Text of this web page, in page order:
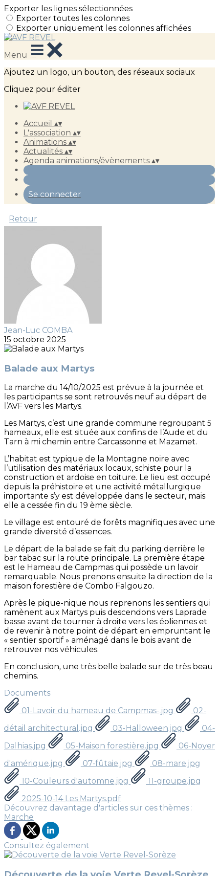
Exporter les lignes sélectionnées
Exporter toutes les colonnes
Exporter uniquement les colonnes affichées
Menu
Ajoutez un logo, un bouton, des réseaux sociaux
Cliquez pour éditer
Accueil ▴▾
L'association ▴▾
Animations ▴▾
Actualités ▴▾
Agenda animations/évènements ▴▾
Se connecter
Retour
Jean-Luc COMBA
15 octobre 2025
Balade aux Martys
La marche du 14/10/2025 est prévue à la journée et
les participants se sont retrouvés neuf au départ de
l’AVF vers les Martys.
Les Martys, c’est une grande commune regroupant 5
hameaux, elle est située aux confins de l’Aude et du
Tarn à mi chemin entre Carcassonne et Mazamet.
L’habitat est typique de la Montagne noire avec
l’utilisation des matériaux locaux, schiste pour la
construction et ardoise en toiture. Le lieu est occupé
depuis la préhistoire et une activité métallurgique
importante s’y est développée dans le secteur, mais
elle a cessée fin du 19 ème siècle.
Le village est entouré de forêts magnifiques avec une
grande diversité d’essences.
Le départ de la balade se fait du parking derrière le
bar tabac sur la route principale. La première étape
est le Hameau de Campmas qui possède un lavoir
remarquable. Nous prenons ensuite la direction de la
maison forestière de Combo Falgouzo.
Après le pique-nique nous reprenons les sentiers qui
ramènent aux Martys puis descendons vers Laprade
basse avant de tourner à droite vers les éoliennes et
de revenir à notre point de départ en empruntant le
« sentier sportif » aménagé dans le bois avant de
retrouver nos véhicules.
En conclusion, une très belle balade sur de très beau
chemins.
Documents
01-Lavoir du hameau de Campmas-.jpg
02-
détail architectural.jpg
03-Halloween.jpg
04-
Dalhias.jpg
05-Maison forestière.jpg
06-Noyer
d'amérique.jpg
07-fûtaie.jpg
08-mare.jpg
10-Couleurs d'automne.jpg
11-groupe.jpg
2025-10-14 Les Martys.pdf
Découvrez davantage d'articles sur ces thèmes :
Marche
Consultez également